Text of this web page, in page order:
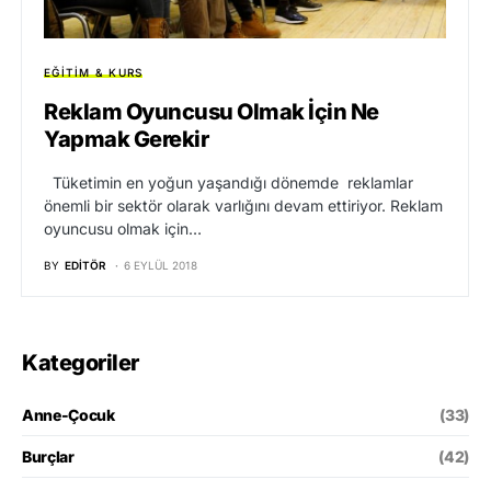
EĞITIM & KURS
Reklam Oyuncusu Olmak İçin Ne
Yapmak Gerekir
Tüketimin en yoğun yaşandığı dönemde reklamlar
önemli bir sektör olarak varlığını devam ettiriyor. Reklam
oyuncusu olmak için…
BY EDITÖR 6 EYLÜL 2018
Kategoriler
Anne-Çocuk (33)
Burçlar (42)